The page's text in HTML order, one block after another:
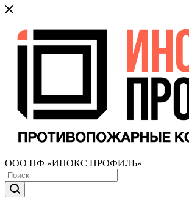
ООО ПФ «ИНОКС ПРОФИЛЬ»